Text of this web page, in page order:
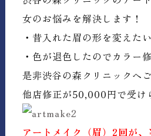
女のお悩みを解決します！
・昔入れた眉の形を変えたい
・色が退色したのでカラー
是非渋谷の森クリニックへ
他店修正が50,000円で受け
アートメイク（眉）2回が、